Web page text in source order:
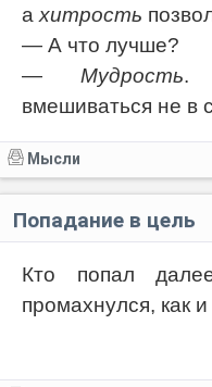
а хитрость
— А что лучше?
— Мудрость.
вмешиваться не в
Мысли
Попадание в цель
Кто попал
промахнулся, как